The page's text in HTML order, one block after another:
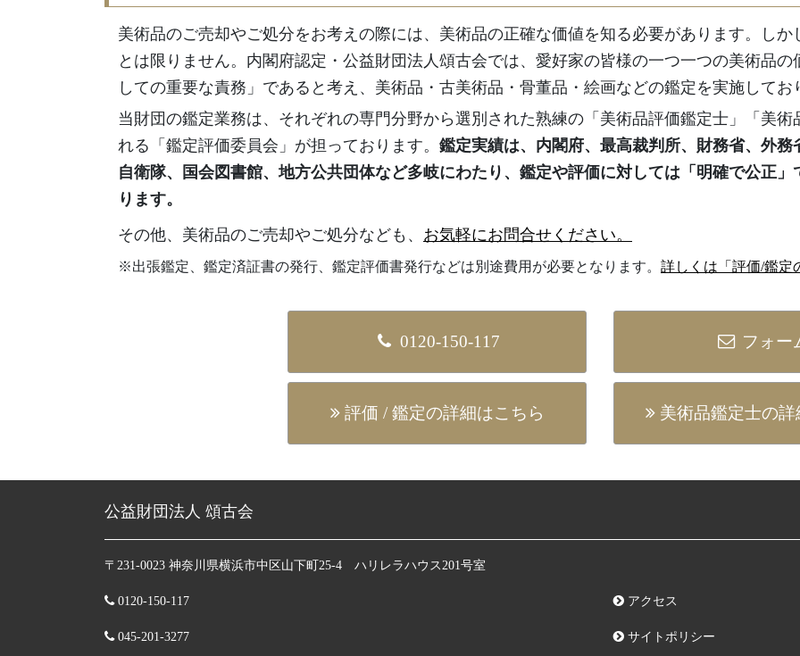
美術品のご売却やご処分をお考えの際には、美術品の正確な価値を知る必要があります。し
とは限りません。内閣府認定・公益財団法人頌古会では、愛好家の皆様の一つ一つの美術品
しての重要な責務」であると考え、美術品・古美術品・骨董品・絵画などの鑑定を実施してお
当財団の鑑定業務は、それぞれの専門分野から選別された熟練の「美術品評価鑑定士」「美
れる「鑑定評価委員会」が担っております。 鑑定実績は、内閣府、最高裁判所、財務省、外
自衛隊、国会図書館、地方公共団体など多岐にわたり、鑑定や評価に対しては「明確で公正
ります。
その他、美術品のご売却やご処分なども、 お気軽にお問合せください。
※出張鑑定、鑑定済証書の発行、鑑定評価書発行などは別途費用が必要となります。 詳しくは「評価/鑑定
0120-150-117 フォー
評価 / 鑑定の詳細はこちら 美術品鑑定⼠の
公益財団法人 頌古会
〒231-0023 神奈川県横浜市中区山下町25-4 ハリレラハウス201号室
0120-150-117
045-201-3277
アクセス
サイトポリシー